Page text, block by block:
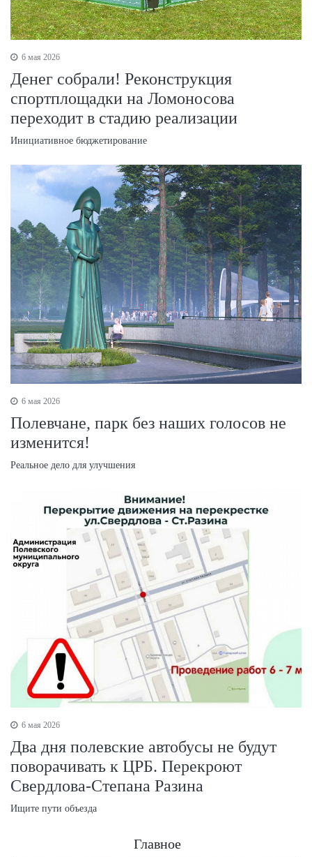
6 мая 2026
Денег собрали! Реконструкция
спортплощадки на Ломоносова
переходит в стадию реализации
Инициативное бюджетирование
6 мая 2026
Полевчане, парк без наших голосов не
изменится!
Реальное дело для улучшения
6 мая 2026
Два дня полевские автобусы не будут
поворачивать к ЦРБ. Перекроют
Свердлова-Степана Разина
Ищите пути объезда
Главное